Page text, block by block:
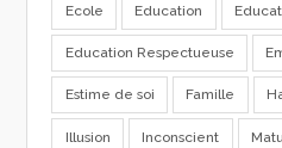
Ecole Education
Education Respectueuse
Estime de soi Famille
Illusion Inconscient